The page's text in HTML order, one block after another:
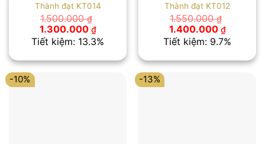
Thành đạt KT014
1.500.000₫
Giá
gốc
là:
1.300.000 ₫Giá
hiện
tại
1.300.000 ₫.
Tiết kiệm: 13.3%
Thành đạt KT012
1.550.000₫
Giá
gốc
là:
1.400.000 ₫Giá
hiện
tại
Tiết kiệm: 9.7%
-10% -13%